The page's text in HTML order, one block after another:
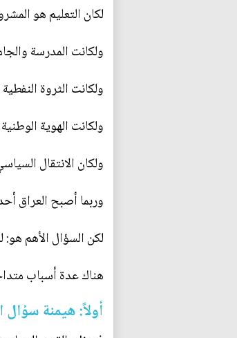
لكان التعليم هو
ولكانت المدرسة
ولكانت الثروة
ولكانت الهوية
ولكان الانتقال
وربما أصبح العراق
لكن السؤال الأهم
هناك عدة أسباب
أولاً: هيمنة